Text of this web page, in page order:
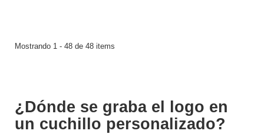
Mostrando 1 - 48 de 48 items
¿Dónde se graba el logo en
un cuchillo personalizado?